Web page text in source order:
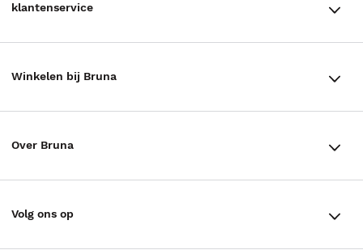
klantenservice
Annuleren & Retourneren
Winkelen bij Bruna
Over Bruna
Volg ons op